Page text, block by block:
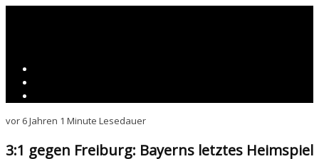
vor 6 Jahren 1 Minute Lesedauer
3:1 gegen Freiburg: Bayerns letztes Heimspiel